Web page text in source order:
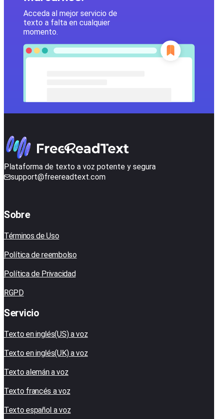
Acceda al mejor servicio de
texto a falta en cualquier
momento.
Plataforma de texto a voz potente y segura
support@freereadtext.com
Sobre
Términos de Uso
Política de reembolso
Política de Privacidad
RGPD
Servicio
Texto en inglés(US) a voz
Texto en inglés(UK) a voz
Texto alemán a voz
Texto francés a voz
Texto español a voz